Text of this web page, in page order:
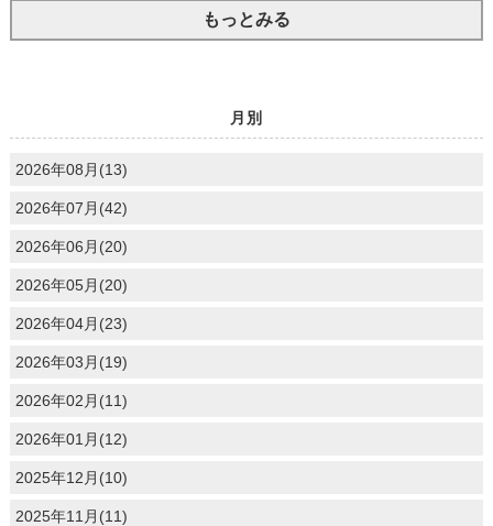
もっとみる
月別
2026年08月(13)
2026年07月(42)
2026年06月(20)
2026年05月(20)
2026年04月(23)
2026年03月(19)
2026年02月(11)
2026年01月(12)
2025年12月(10)
2025年11月(11)